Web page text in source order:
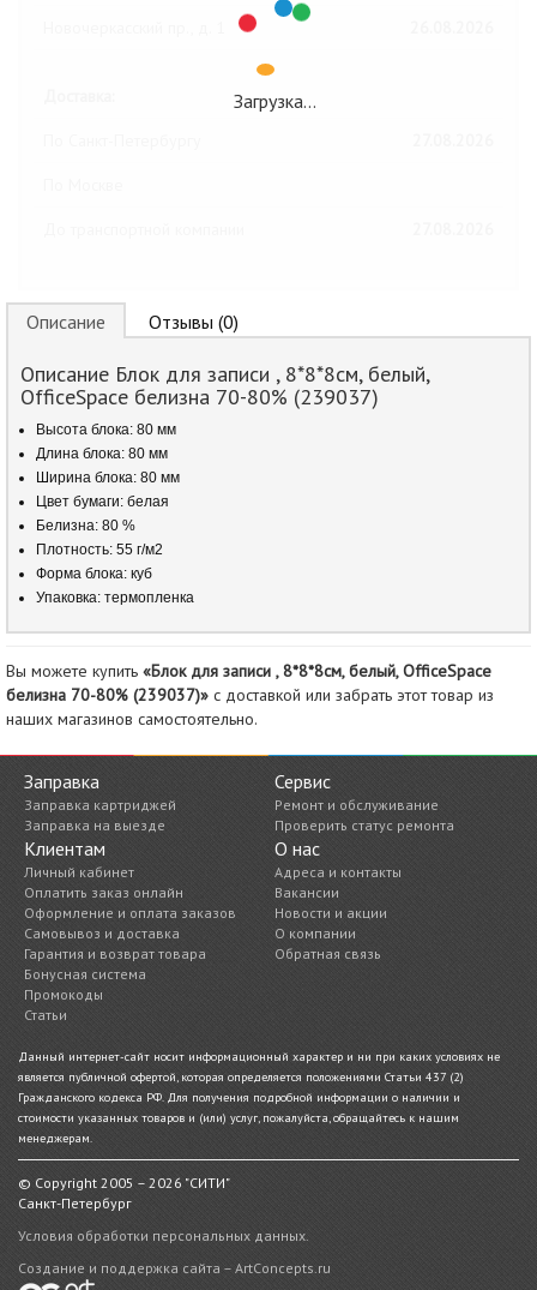
Загрузка…
Описание Отзывы (0)
Описание Блок для записи , 8*8*8см, белый,
OfficeSpace белизна 70-80% (239037)
Высота блока: 80 мм
Длина блока: 80 мм
Ширина блока: 80 мм
Цвет бумаги: белая
Белизна: 80 %
Плотность: 55 г/м2
Форма блока: куб
Упаковка: термопленка
Вы можете купить «Блок для записи , 8*8*8см, белый, OfficeSpace
белизна 70-80% (239037)» с доставкой или забрать этот товар из
наших магазинов самостоятельно.
Заправка
Заправка картриджей
Заправка на выезде
Сервис
Ремонт и обслуживание
Проверить статус ремонта
Клиентам
Личный кабинет
Оплатить заказ онлайн
Оформление и оплата заказов
Самовывоз и доставка
Гарантия и возврат товара
Бонусная система
Промокоды
Статьи
О нас
Адреса и контакты
Вакансии
Новости и акции
О компании
Обратная связь
Данный интернет-сайт носит информационный характер и ни при каких условиях не
является публичной офертой, которая определяется положениями Статьи 437 (2)
Гражданского кодекса РФ. Для получения подробной информации о наличии и
стоимости указанных товаров и (или) услуг, пожалуйста, обращайтесь к нашим
менеджерам.
© Copyright 2005 – 2026 "СИТИ"
Санкт-Петербург
Условия обработки персональных данных.
Создание и поддержка сайта – ArtConcepts.ru